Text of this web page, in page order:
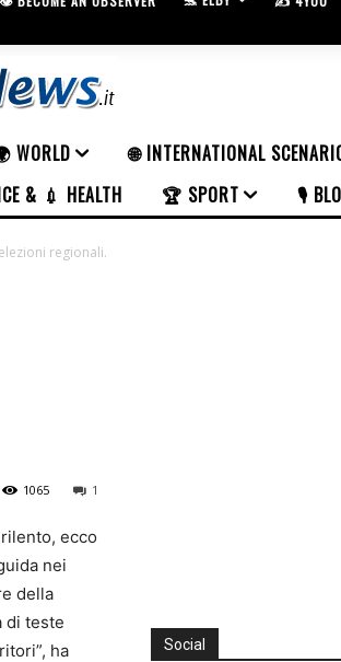
WORLD
🌐 INTERNATIONAL
& 💉 HEALTH 🏆 SPORT 🎙️
regionali.
1
1065
ecco
nei
della
di teste
ha
Social